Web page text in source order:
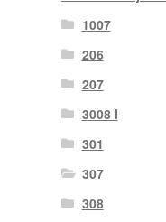
1007
206
207
3008 I
301
307
308